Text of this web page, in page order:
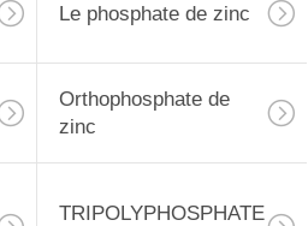
Le phosphate de zinc
Orthophosphate de
zinc
TRIPOLYPHOSPHATE